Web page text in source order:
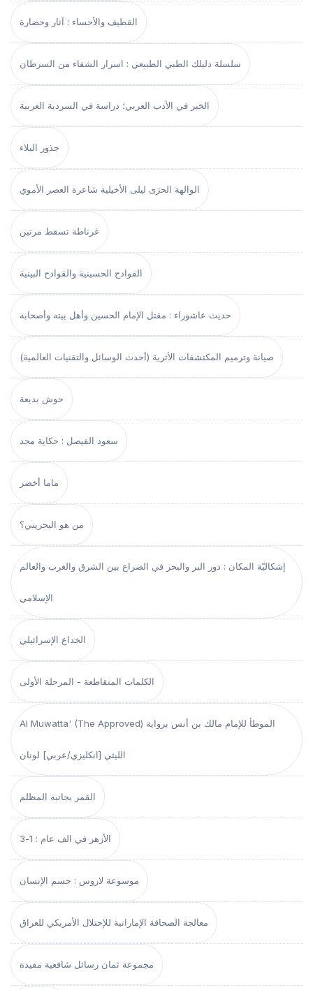
القطيف والأحساء : آثار وحضارة
سلسلة دليلك الطبي الطبيعي : اسرار الشفاء من السرطان
الخبر في الأدب العربي؛ دراسة في السردية العربية
جذور البلاء
الوالهة الحرَى ليلى الأخيلية شاعرة العصر الأموي
غرناطة تسقط مرتين
الفوادح الحسينية والقوادح البينية
حديث عاشوراء : مقتل الإمام الحسين وأهل بيته وأصحابه
صيانة وترميم المكتشفات الأثرية (أحدث الوسائل والتقنيات العالمية)
حوش بديعة
سعود الفيصل : حكاية مجد
ماما أخضر
من هو البحريني؟
إشكاليّة المكان : دور البر والبحر في الصراع بين الشرق والغرب والعالم
الإسلامي
الخداع الإسرائيلي
الكلمات المتقاطعة - المرحلة الأولى
Al Muwatta' (The Approved) الموطأ للإمام مالك بن أنس برواية
الليثي [انكليزي/عربي] لونان
القمر بجانبه المظلم
الأزهر في الف عام : 1-3
موسوعة لاروس : جسم الإنسان
معالجة الصحافة الإماراتية للإحتلال الأمريكي للعراق
مجموعة ثمان رسائل شافعية مفيدة